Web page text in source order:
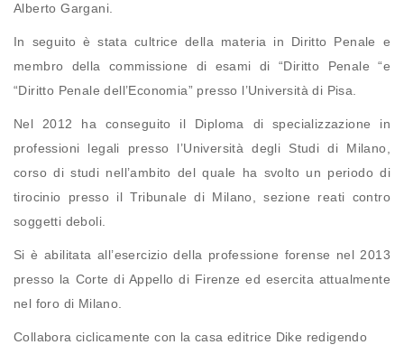
Alberto Gargani.
In seguito è stata cultrice della materia in Diritto Penale e
membro della commissione di esami di “Diritto Penale “e
“Diritto Penale dell’Economia” presso l’Università di Pisa.
Nel 2012 ha conseguito il Diploma di specializzazione in
professioni legali presso l’Università degli Studi di Milano,
corso di studi nell’ambito del quale ha svolto un periodo di
tirocinio presso il Tribunale di Milano, sezione reati contro
soggetti deboli.
Si è abilitata all’esercizio della professione forense nel 2013
presso la Corte di Appello di Firenze ed esercita attualmente
nel foro di Milano.
Collabora ciclicamente con la casa editrice Dike redigendo